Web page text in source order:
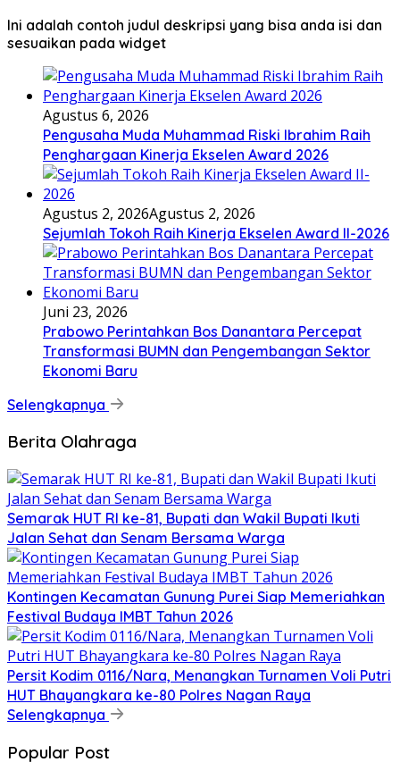
Ini adalah contoh judul deskripsi yang bisa anda isi dan
sesuaikan pada widget
Agustus 6, 2026
Pengusaha Muda Muhammad Riski Ibrahim Raih
Penghargaan Kinerja Ekselen Award 2026
Agustus 2, 2026Agustus 2, 2026
Sejumlah Tokoh Raih Kinerja Ekselen Award II-2026
Juni 23, 2026
Prabowo Perintahkan Bos Danantara Percepat
Transformasi BUMN dan Pengembangan Sektor
Ekonomi Baru
Selengkapnya
Berita Olahraga
Semarak HUT RI ke-81, Bupati dan Wakil Bupati Ikuti
Jalan Sehat dan Senam Bersama Warga
Kontingen Kecamatan Gunung Purei Siap Memeriahkan
Festival Budaya IMBT Tahun 2026
Persit Kodim 0116/Nara, Menangkan Turnamen Voli Putri
HUT Bhayangkara ke-80 Polres Nagan Raya
Selengkapnya
Popular Post